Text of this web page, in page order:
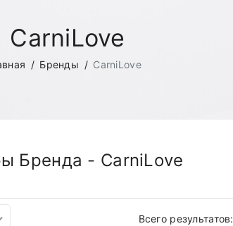
CarniLove
Бренды CarniLove
Бренда - CarniLove
Всего результатов: